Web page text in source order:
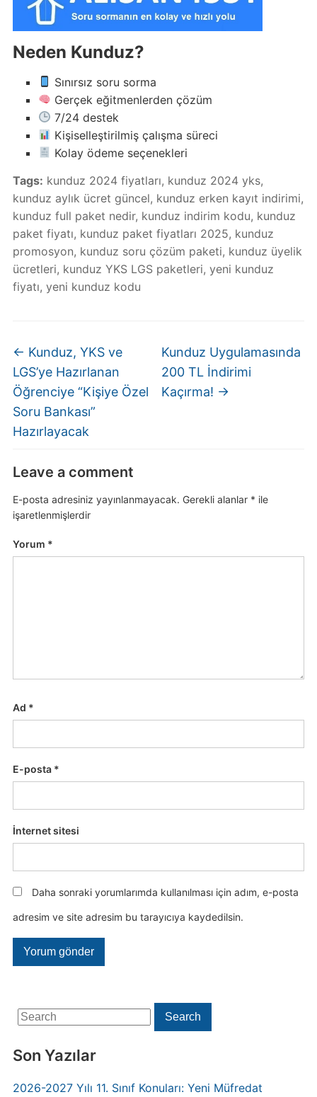
Search
for:
Search
Son Yazılar
2026-2027 Yılı 11. Sınıf Konuları: Yeni Müfredat
Neden Kunduz?
Sınırsız soru sorma
Gerçek eğitmenlerden çözüm
7/24 destek
Kişiselleştirilmiş çalışma süreci
Kolay ödeme seçenekleri
Tags: kunduz 2024 fiyatları, kunduz 2024 yks,
kunduz aylık ücret güncel, kunduz erken kayıt indirimi,
kunduz full paket nedir, kunduz indirim kodu, kunduz
paket fiyatı, kunduz paket fiyatları 2025, kunduz
promosyon, kunduz soru çözüm paketi, kunduz üyelik
ücretleri, kunduz YKS LGS paketleri, yeni kunduz
fiyatı, yeni kunduz kodu
← Kunduz, YKS ve
LGS’ye Hazırlanan
Öğrenciye “Kişiye Özel
Soru Bankası”
Hazırlayacak
Kunduz Uygulamasında
200 TL İndirimi
Kaçırma! →
Leave a comment
E-posta adresiniz yayınlanmayacak. Gerekli alanlar * ile
işaretlenmişlerdir
Yorum *
Ad *
E-posta *
İnternet sitesi
Daha sonraki yorumlarımda kullanılması için adım, e-posta
adresim ve site adresim bu tarayıcıya kaydedilsin.